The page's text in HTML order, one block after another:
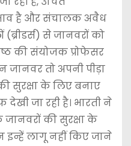
है और संचालक अवैध
से जानवरों को
की संयोजक प्रोफेसर
जानवर तो अपनी पीड़ा
सुरक्षा के लिए बनाए
जा रही है। भारती ने
जानवरों की सुरक्षा के
लागू नहीं किए जाने